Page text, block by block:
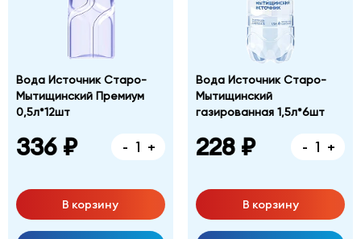
Вода Источник Старо-
Мытищинский Премиум
0,5л*12шт
336 ₽ - +
В корзину
Вода Источник Старо-
Мытищинский
газированная 1,5л*6шт
228 ₽ - +
В корзину